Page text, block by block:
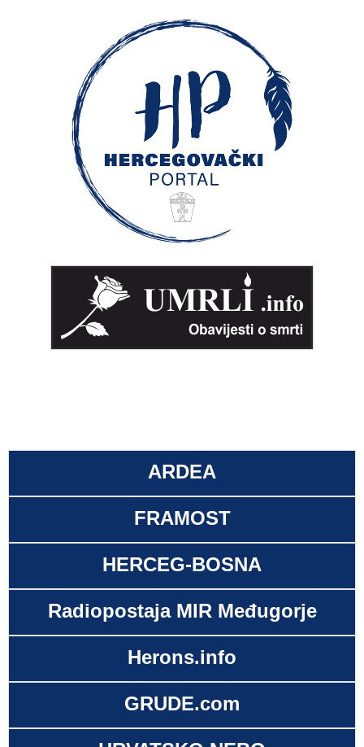
ARDEA
FRAMOST
HERCEG-BOSNA
Radiopostaja MIR Međugorje
Herons.info
GRUDE.com